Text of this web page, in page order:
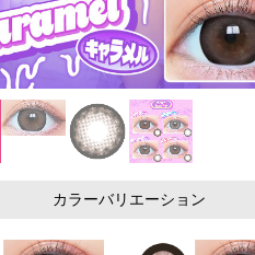
カラーバリエーション